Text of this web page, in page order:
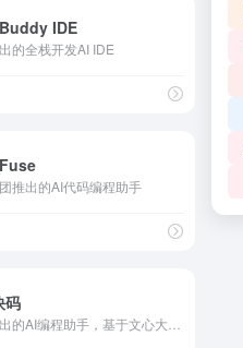
IDE
的全栈开发AI IDE
推出的AI代码编程助手
码